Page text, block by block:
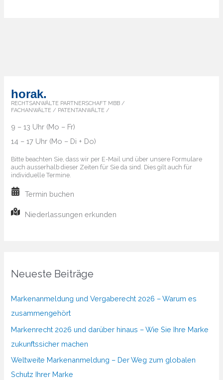
die
Markenländer
horak.
RECHTSANWÄLTE PARTNERSCHAFT MBB /
FACHANWÄLTE / PATENTANWÄLTE /
9 – 13 Uhr (Mo – Fr)
14 – 17 Uhr (Mo – Di + Do)
Bitte beachten Sie, dass wir per E-Mail und über unsere Formulare
auch ausserhalb dieser Zeiten für Sie da sind. Dies gilt auch für
individuelle Termine.
Termin buchen
Niederlassungen erkunden
Neueste Beiträge
Markenanmeldung und Vergaberecht 2026 – Warum es
zusammengehört
Markenrecht 2026 und darüber hinaus – Wie Sie Ihre Marke
zukunftssicher machen
Weltweite Markenanmeldung – Der Weg zum globalen
Schutz Ihrer Marke